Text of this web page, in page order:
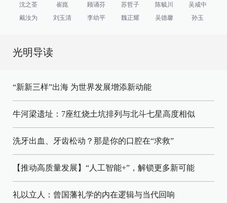
沈之荃 崔崑 顾诵芬 苏哲子 陈毓川
吴咸中
戴汝为
刘玉清 李幼平 魏正耀 吴德馨 孙玉
光明导读
“新新三样”出海 为世界发展增添新动能
牛河梁遗址：7座红烧土坑排列与北斗七星高度相似
洗牙出血、牙齿松动？那是你的口腔在“求救”
【推动高质量发展】“人工智能+”，解锁更多新可能
礼以立人：曾国藩礼学的内在逻辑与当代回响